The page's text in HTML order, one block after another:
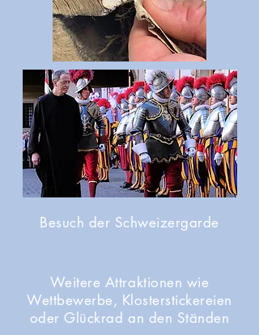
Besuch der Schweizergarde
Weitere Attraktionen wie
Wettbewerbe, Klosterstickereien
oder Glückrad an den Ständen